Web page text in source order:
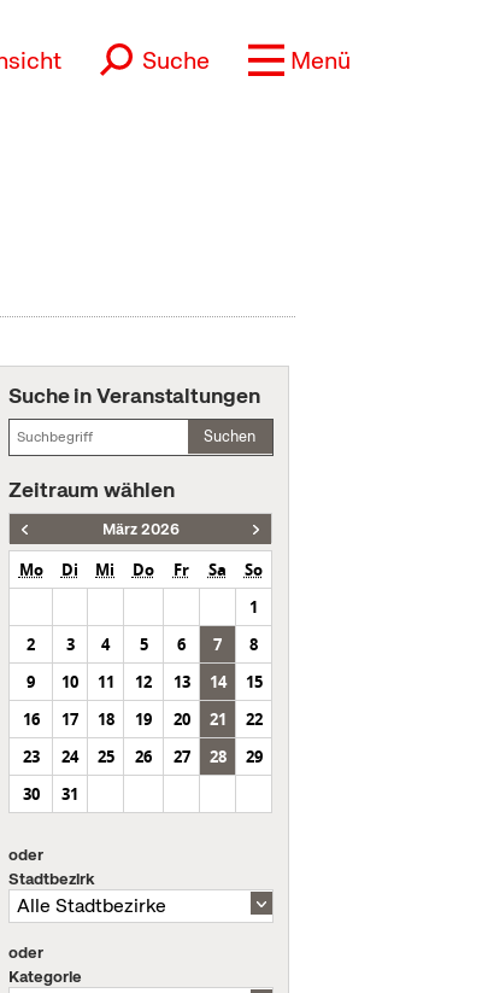
Suche Menü
Suche in Veranstaltungen
Suchen
Zeitraum wählen
März 2026
Mo Di Mi Do Fr Sa
So
1
2
3 4 5 6 7
8
9
10 11 12 13 14
15
16
17 18 19 20 21
22
23
24 25 26 27 28
29
30
31
oder
Stadtbezirk
oder
Kategorie